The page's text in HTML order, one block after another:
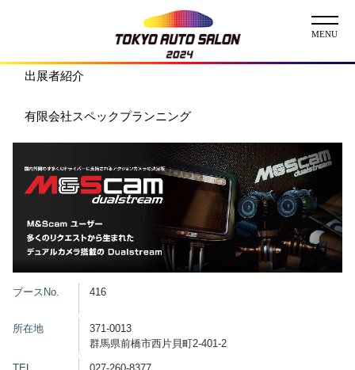
チケット
コンテスト
出展者
出展者一覧
展示車両一覧
イメージガール
出展者紹介
有限会社スペックプランニング
ブースNo. 416
所在地
371-0013
群馬県前橋市西片貝町2-401-2